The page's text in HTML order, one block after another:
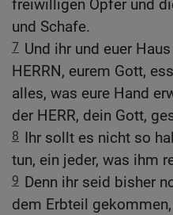
freiwilligen Opfer und
und Schafe.
7 Und ihr und euer
HERRN, eurem Gott,
alles, was eure Hand
der HERR, dein Gott,
8 Ihr sollt es nicht so
tun, ein jeder, was ihm
9 Denn ihr seid bisher
dem Erbteil